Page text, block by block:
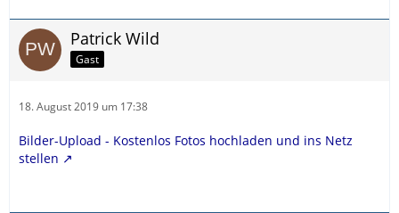
Patrick Wild
Gast
18. August 2019 um 17:38
Bilder-Upload - Kostenlos Fotos hochladen und ins Netz
stellen